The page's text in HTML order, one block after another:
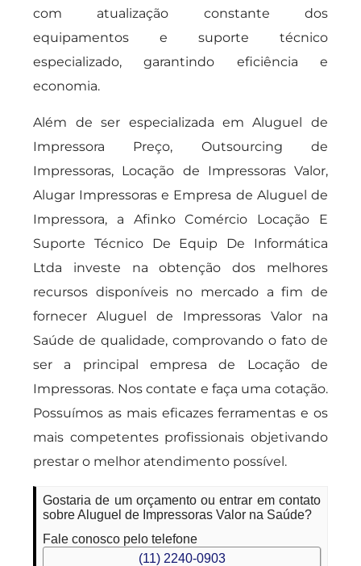
com atualização constante dos
equipamentos e suporte técnico
especializado, garantindo eficiência e
economia.
Além de ser especializada em Aluguel de
Impressora Preço, Outsourcing de
Impressoras, Locação de Impressoras Valor,
Alugar Impressoras e Empresa de Aluguel de
Impressora, a Afinko Comércio Locação E
Suporte Técnico De Equip De Informática
Ltda investe na obtenção dos melhores
recursos disponíveis no mercado a fim de
fornecer Aluguel de Impressoras Valor na
Saúde de qualidade, comprovando o fato de
ser a principal empresa de Locação de
Impressoras. Nos contate e faça uma cotação.
Possuímos as mais eficazes ferramentas e os
mais competentes profissionais objetivando
prestar o melhor atendimento possível.
Gostaria de um orçamento ou entrar em contato
sobre Aluguel de Impressoras Valor na Saúde?
Fale conosco pelo telefone
(11) 2240-0903